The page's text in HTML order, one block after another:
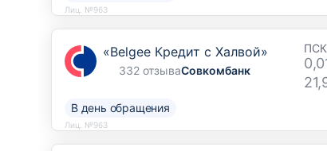
Лиц. №963
«Belgee Кредит с Халвой»
332 отзываСовкомбанк
ПСК
В день обращения
Лиц. №963